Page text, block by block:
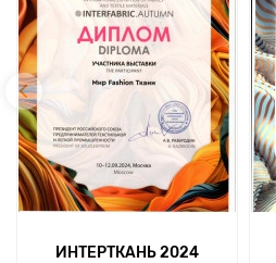
ИНТЕРТКАНЬ 2024